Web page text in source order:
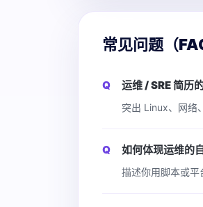
常见问题（
运维 / SRE 简历
突出 Linux、网络
如何体现运维的
描述你用脚本或平